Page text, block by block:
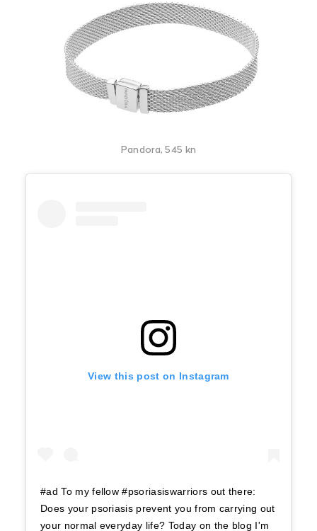
Pandora, 545 kn
View this post on Instagram
#ad To my fellow #psoriasiswarriors out there:
Does your psoriasis prevent you from carrying out
your normal everyday life? Today on the blog I'm